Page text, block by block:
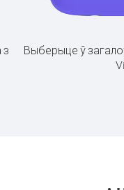
з
Выберыце ў